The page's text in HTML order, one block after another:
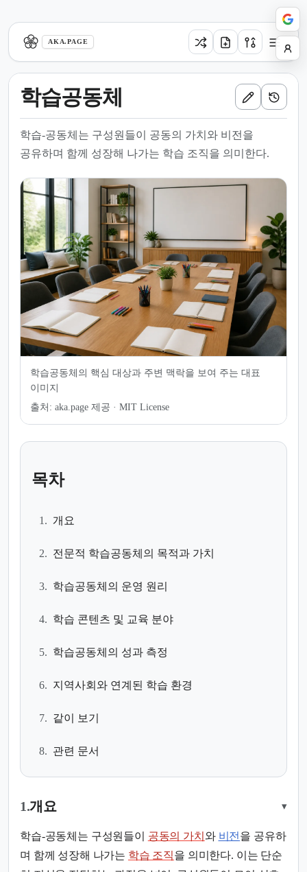
AKA.PAGE
학습공동체
학습-공동체는 구성원들이 공동의 가치와 비전을
공유하며 함께 성장해 나가는 학습 조직을 의미한다.
학습공동체의 핵심 대상과 주변 맥락을 보여 주는 대표
이미지
출처: aka.page 제공 · MIT License
목차
1. 개요
2. 전문적 학습공동체의 목적과 가치
3. 학습공동체의 운영 원리
4. 학습 콘텐츠 및 교육 분야
5. 학습공동체의 성과 측정
6. 지역사회와 연계된 학습 환경
7. 같이 보기
8. 관련 문서
1.개요 ▾
학습-공동체는 구성원들이 공동의 가치 와 비전을 공유하
며 함께 성장해 나가는 학습 조직을 의미한다. 이는 단순